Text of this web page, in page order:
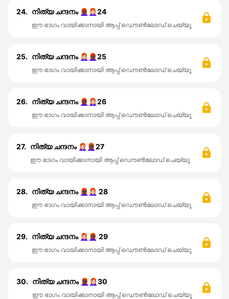
24. നിത്യ ചന്ദനം 👩🏿‍🦰👩🏻‍🦰24
ഈ ഭാഗം വായിക്കാനായി ആപ്പ് ഡൌൺലോഡ് ചെയ്യൂ
25. നിത്യ ചന്ദനം 👩🏻‍🦰👩🏿‍🦰25
ഈ ഭാഗം വായിക്കാനായി ആപ്പ് ഡൌൺലോഡ് ചെയ്യൂ
26. നിത്യ ചന്ദനം 👩🏿‍🦰👩🏻‍🦰26
ഈ ഭാഗം വായിക്കാനായി ആപ്പ് ഡൌൺലോഡ് ചെയ്യൂ
27. നിത്യ ചന്ദനം 👩🏻‍🦰👩🏿‍🦰27
ഈ ഭാഗം വായിക്കാനായി ആപ്പ് ഡൌൺലോഡ് ചെയ്യൂ
28. നിത്യ ചന്ദനം 👩🏿‍🦰👩🏻‍🦰 28
ഈ ഭാഗം വായിക്കാനായി ആപ്പ് ഡൌൺലോഡ് ചെയ്യൂ
29. നിത്യ ചന്ദനം 👩🏻‍🦰👩🏿‍🦰 29
ഈ ഭാഗം വായിക്കാനായി ആപ്പ് ഡൌൺലോഡ് ചെയ്യൂ
30. നിത്യ ചന്ദനം 👩🏿‍🦰👩🏻‍🦰30
ഈ ഭാഗം വായിക്കാനായി ആപ്പ് ഡൌൺലോഡ് ചെയ്യൂ